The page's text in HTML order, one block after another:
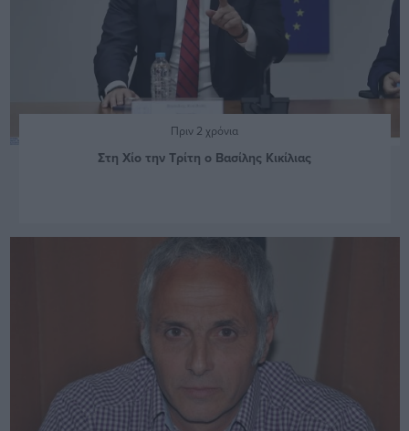
Πριν 2 χρόνια
Στη Χίο την Τρίτη ο Βασίλης Κικίλιας